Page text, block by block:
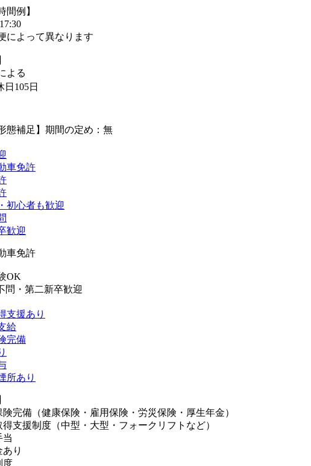
間例】
によって異なります
よる
105日
態補足】期間の定め：無
車免許
初心者も歓迎
歓迎
車免許
OK
問・第二新卒歓迎
支援あり
給
完備
所あり
険完備（健康保険・雇用保険・労災保険・厚生年金）
支援制度（中型・大型・フォークリフトなど）
当
り
度